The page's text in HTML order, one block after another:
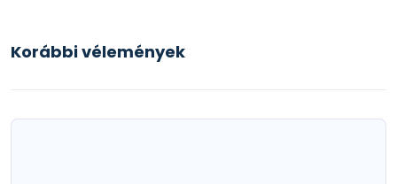
Korábbi vélemények